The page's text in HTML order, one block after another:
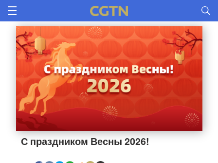
С праздником Весны 2026!